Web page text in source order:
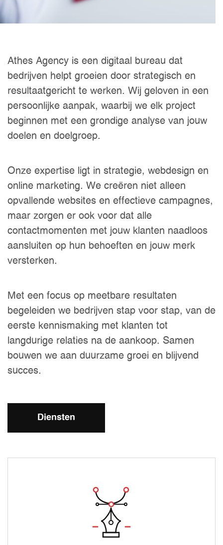
Athes Agency is een digitaal bureau dat
bedrijven helpt groeien door strategisch en
resultaatgericht te werken. Wij geloven in een
persoonlijke aanpak, waarbij we elk project
beginnen met een grondige analyse van jouw
doelen en doelgroep.
Onze expertise ligt in strategie, webdesign en
online marketing. We creëren niet alleen
opvallende websites en effectieve campagnes,
maar zorgen er ook voor dat alle
contactmomenten met jouw klanten naadloos
aansluiten op hun behoeften en jouw merk
versterken.
Met een focus op meetbare resultaten
begeleiden we bedrijven stap voor stap, van de
eerste kennismaking met klanten tot
langdurige relaties na de aankoop. Samen
bouwen we aan duurzame groei en blijvend
succes.
Diensten